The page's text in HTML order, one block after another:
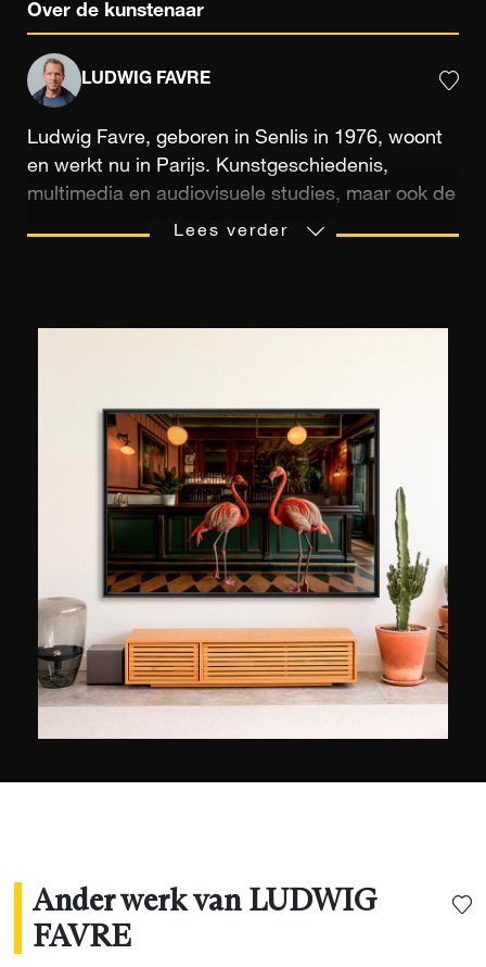
Over de kunstenaar
LUDWIG FAVRE
Ludwig Favre, geboren in Senlis in 1976, woont
en werkt nu in Parijs. Kunstgeschiedenis,
multimedia en audiovisuele studies, maar ook de
overdracht van een passie tussen een vader en
vooral die gemaakt tussen Frankrijk en de
Verenigde Staten, waar hij zich thuis voelt.
Vooral in New York is Ludwig Favre blij verrast te
worden door de verbazingwekkende
infrastructuur van de stad die nergens anders te
vinden is. En als de gelegenheid zich voordoet,
onthult hij ons een gedeelde visie tussen
dynamiek en sereniteit. Ludwig Favre was
winnaar van de Geo Prize in 2015. Zijn foto's
werden tentoongesteld in Parijs, Sydney, Seoul,
New York en Los Angeles. Ze worden ook
Lees verder
Ander werk van LUDWIG
FAVRE